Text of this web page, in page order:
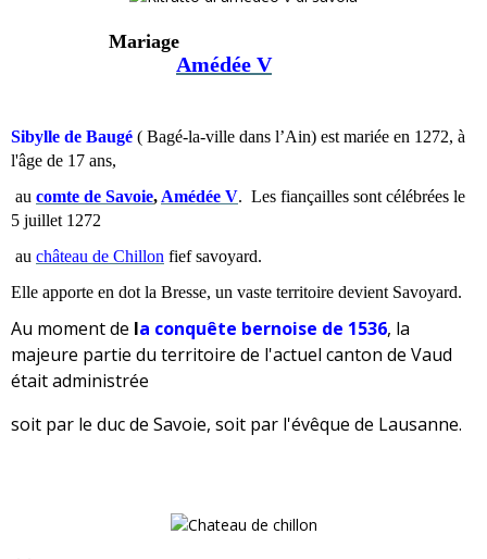
Mariage
Amédée V
Sibylle de Baugé ( Bagé-la-ville dans l’Ain) est mariée en 1272, à
l'âge de 17 ans,
au comte de Savoie,Amédée V. Les fiançailles sont célébrées le
5 juillet 1272
au château de Chillon fief savoyard.
Elle apporte en dot la Bresse, un vaste territoire devient Savoyard.
Au moment de la conquête bernoise de 1536, la
majeure partie du territoire de l'actuel canton de Vaud
était administrée
soit par le duc de Savoie, soit par l'évêque de Lausanne.